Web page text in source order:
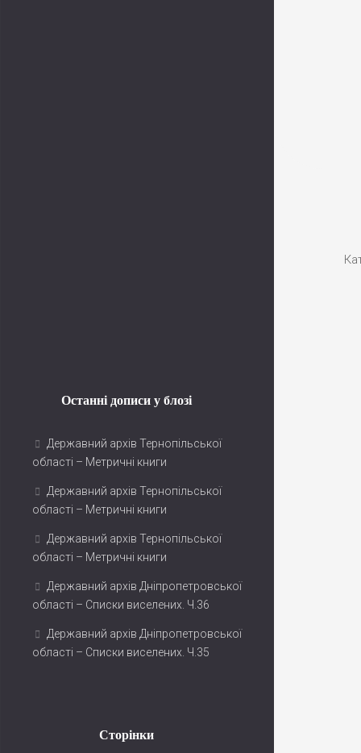
Останні дописи у блозі
Державний архів Тернопільської
області – Метричні книги
Державний архів Тернопільської
області – Метричні книги
Державний архів Тернопільської
області – Метричні книги
Державний архів Дніпропетровської
області – Списки виселених. Ч.36
Державний архів Дніпропетровської
області – Списки виселених. Ч.35
Сторінки